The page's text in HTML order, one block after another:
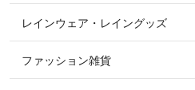
ジャケット・ブルゾン
すべての競技用ウェア
ショージャケット
レインウェア・レイングッズ
ファッション雑貨